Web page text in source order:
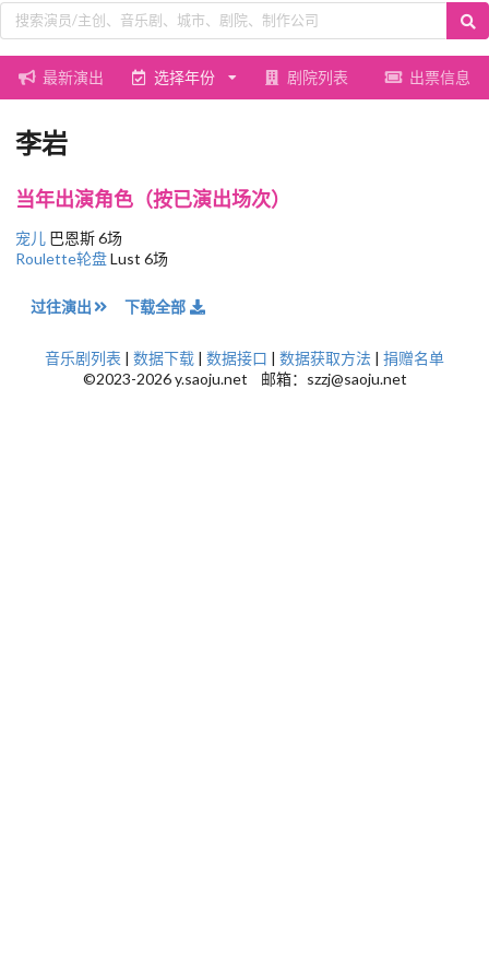
最新演出 选择年份 剧院列表 出票信息
李岩
当年出演角色（按已演出场次）
宠儿 巴恩斯 6场
Roulette轮盘Lust 6场
过往演出 下载全部
音乐剧列表 | 数据下载 | 数据接口 | 数据获取方法 | 捐赠名单
©2023-2026 y.saoju.net 邮箱：szzj@saoju.net